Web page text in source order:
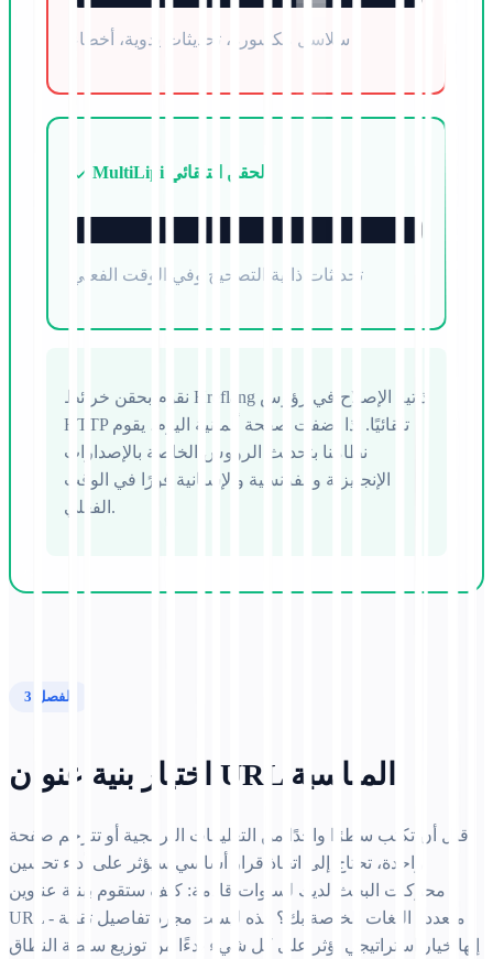
سلاسل مكسورة، تحديثات يدوية، أخطاء
MultiLipi الحقن التلقائي
تحديثات ذاتية التصحيح وفي الوقت الفعلي
نقوم بحقن خرائط Hreflang ذاتية الإصلاح في رؤوس
HTTP تلقائيًا. إذا أضفت صفحة ألمانية اليوم، يقوم
نظامنا بتحديث الرؤوس الخاصة بالإصدارات
الإنجليزية والفرنسية والإسبانية فورًا في الوقت
الفعلي.
الفصل 3
اختيار بنية عنوان URL المناسبة
قبل أن تكتب سطرًا واحدًا من التعليمات البرمجية أو تترجم صفحة
واحدة، تحتاج إلى اتخاذ قرار أساسي سيؤثر على أداء تحسين
محركات البحث لديك لسنوات قادمة: كيف ستقوم ببنية عناوين
URL متعددة اللغات الخاصة بك؟ هذه ليست مجرد تفاصيل تقنية -
إنها خيار استراتيجي يؤثر على كل شيء بدءًا من توزيع سلطة النطاق